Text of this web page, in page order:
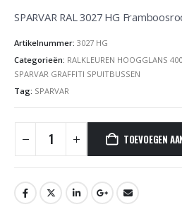
SPARVAR RAL 3027 HG
Artikelnummer: 3027 HG
Categorieën: RALKLEUREN HOOGGLANS
SPARVAR GRAFFITI SPUITBUSSEN
Tag: SPARVAR
TOEVOEGEN